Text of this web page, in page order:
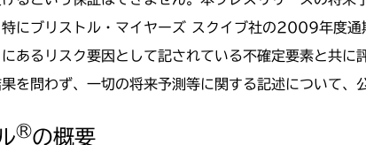
特にブリストル・マイヤーズ スクイブ社の2009年
るリスク要因として記されている不確定要素と共に
を問わず、一切の将来予測等に関する記述について、
®の概要